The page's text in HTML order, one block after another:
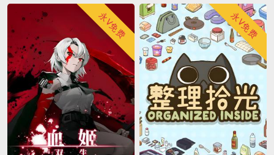
2.97
永V免费 永V免费